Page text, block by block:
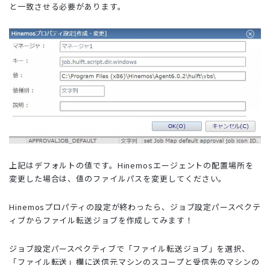
と一致させる必要があります。
上記はデフォルトの値です。Hinemosエージェントの配置場所を
変更した場合は、値のファイルパスを変更してください。
Hinemosプロパティの設定が終わったら、ジョブ設定パースペクテ
ィブからファイル転送ジョブを作成してみます！
ジョブ設定パースペクティブで「ファイル転送ジョブ」を選択、
「ファイル転送」欄に送信元マシンのスコープと受信先のマシンの